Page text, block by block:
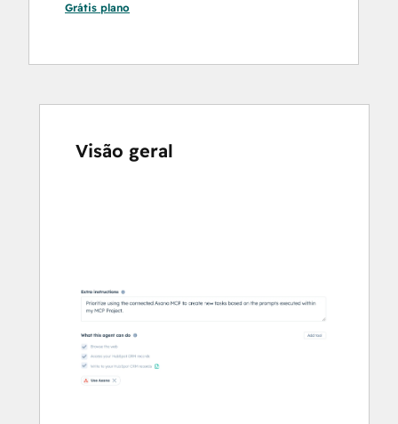
Grátis plano
Visão geral
outros
itens